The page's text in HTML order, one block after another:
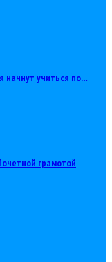
начнут учиться по…
грамотой